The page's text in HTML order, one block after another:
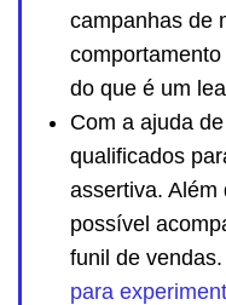
campanhas de
do que é um
Com a ajuda
qualificados
assertiva. Além
possível
funil de vendas.
para